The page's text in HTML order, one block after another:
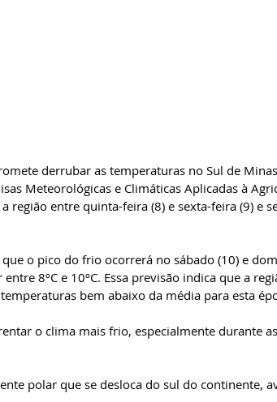
derrubar as temperaturas no Sul de
Meteorológicas e Climáticas Aplicadas à
região entre quinta-feira (8) e sexta-feira (9) e
o pico do frio ocorrerá no sábado (10) e
8ºC e 10ºC. Essa previsão indica que a
bem abaixo da média para esta
o clima mais frio, especialmente durante
polar que se desloca do sul do continente,